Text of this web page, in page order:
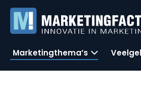
Marketingthema’s